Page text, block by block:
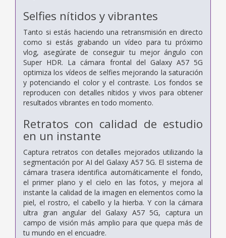
Selfies nítidos y vibrantes
Tanto si estás haciendo una retransmisión en directo
como si estás grabando un vídeo para tu próximo
vlog, asegúrate de conseguir tu mejor ángulo con
Super HDR. La cámara frontal del Galaxy A57 5G
optimiza los vídeos de selfies mejorando la saturación
y potenciando el color y el contraste. Los fondos se
reproducen con detalles nítidos y vivos para obtener
resultados vibrantes en todo momento.
Retratos con calidad de estudio
en un instante
Captura retratos con detalles mejorados utilizando la
segmentación por AI del Galaxy A57 5G. El sistema de
cámara trasera identifica automáticamente el fondo,
el primer plano y el cielo en las fotos, y mejora al
instante la calidad de la imagen en elementos como la
piel, el rostro, el cabello y la hierba. Y con la cámara
ultra gran angular del Galaxy A57 5G, captura un
campo de visión más amplio para que quepa más de
tu mundo en el encuadre.